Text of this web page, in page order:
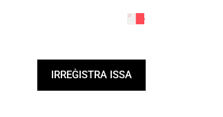
IRREĠISTRA ISSA